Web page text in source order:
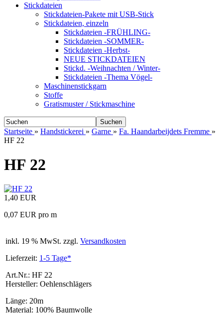
Stickdateien
Stickdateien-Pakete mit USB-Stick
Stickdateien, einzeln
Stickdateien -FRÜHLING-
Stickdateien -SOMMER-
Stickdateien -Herbst-
NEUE STICKDATEIEN
Stickd. -Weihnachten / Winter-
Stickdateien -Thema Vögel-
Maschinenstickgarn
Stoffe
Gratismuster / Stickmaschine
Suchen
Startseite » Handstickerei » Garne » Fa. Haandarbeijdets Fremme »
HF 22
HF 22
1,40 EUR
0,07 EUR pro m
inkl. 19 % MwSt. zzgl. Versandkosten
Lieferzeit: 1-5 Tage*
Art.Nr.: HF 22
Hersteller: Oehlenschlägers
Länge: 20m
Material: 100% Baumwolle